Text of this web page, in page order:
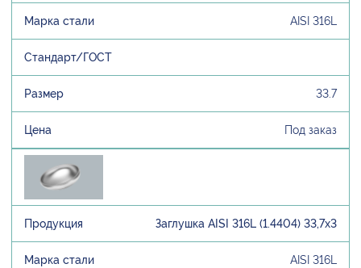
AISI 316L
33.7
Под заказ
Заглушка AISI 316L (1.4404) 33,7х3
AISI 316L